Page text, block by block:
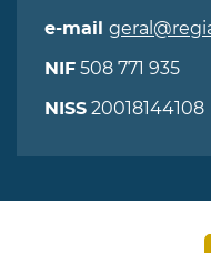
e-mail
NIF 508 771 935
NISS 20018144108